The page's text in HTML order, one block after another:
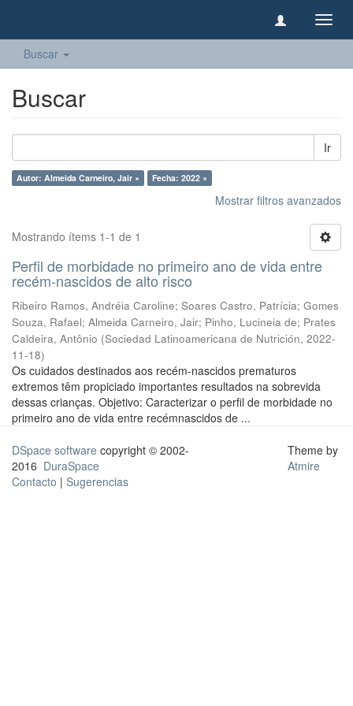
Buscar
Buscar
Ir
Autor: Almeida Carneiro, Jair × Fecha: 2022 ×
Mostrar filtros avanzados
Mostrando ítems 1-1 de 1
Perfil de morbidade no primeiro ano de vida entre
recém-nascidos de alto risco
Ribeiro Ramos, Andréia Caroline; Soares Castro, Patrícia; Gomes
Souza, Rafael; Almeida Carneiro, Jair; Pinho, Lucineia de; Prates
Caldeira, Antônio (Sociedad Latinoamericana de Nutrición, 2022-
11-18)
Os cuidados destinados aos recém-nascidos prematuros
extremos têm propiciado importantes resultados na sobrevida
dessas crianças. Objetivo: Caracterizar o perfil de morbidade no
primeiro ano de vida entre recémnascidos de ...
DSpace software copyright © 2002-
2016 DuraSpace
Contacto | Sugerencias
Theme by
Atmire